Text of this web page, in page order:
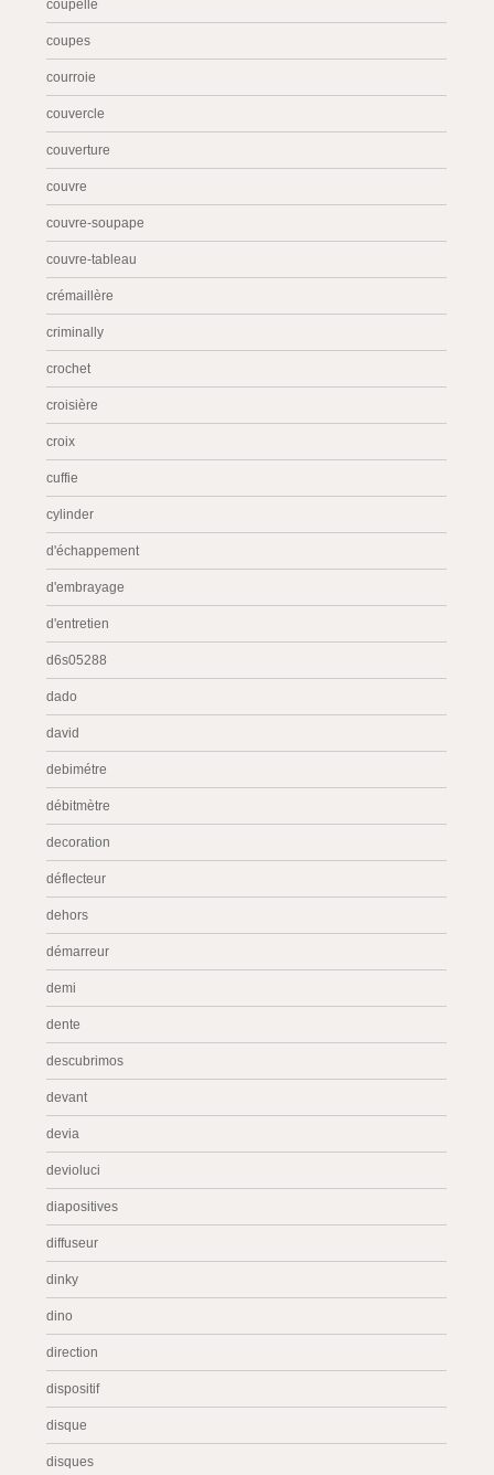
coupelle
coupes
courroie
couvercle
couverture
couvre
couvre-soupape
couvre-tableau
crémaillère
criminally
crochet
croisière
croix
cuffie
cylinder
d'échappement
d'embrayage
d'entretien
d6s05288
dado
david
debimétre
débitmètre
decoration
déflecteur
dehors
démarreur
demi
dente
descubrimos
devant
devia
devioluci
diapositives
diffuseur
dinky
dino
direction
dispositif
disque
disques